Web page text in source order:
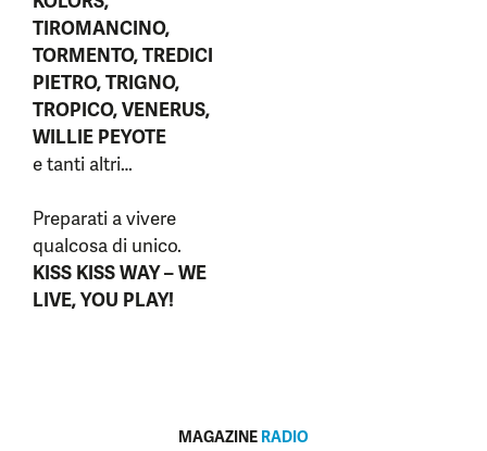
TIROMANCINO,
TORMENTO, TREDICI
PIETRO, TRIGNO,
TROPICO, VENERUS,
WILLIE PEYOTE
e tanti altri…
Preparati a vivere
qualcosa di unico.
KISS KISS WAY – WE
LIVE, YOU PLAY!
MAGAZINE RADIO